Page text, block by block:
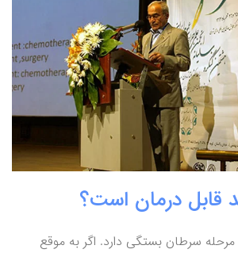
قابل درمان است؟
سرطان بستگی دارد. اگر به موقع